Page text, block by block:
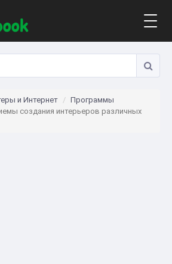
и Интернет
Программы
создания интерьеров различных